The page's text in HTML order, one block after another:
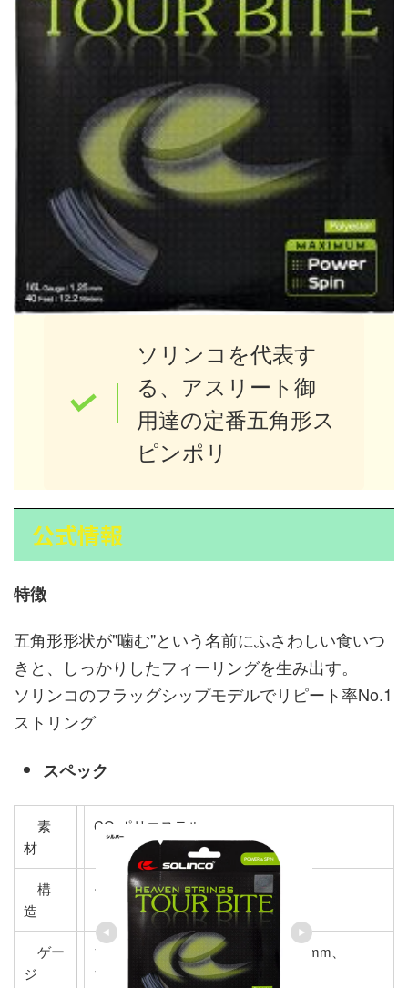
ソリンコを代表す
る、アスリート御
用達の定番五角形ス
ピンポリ
公式情報
特徴
五角形形状が"噛む"という名前にふさわしい食いつ
きと、しっかりしたフィーリングを生み出す。
ソリンコのフラッグシップモデルでリピート率No.1
ストリング
スペック
素
材
CO-ポリエステル
構
造
モノフィラメント
ゲー
ジ
1.05mm、1.10mm、1.15mm、1.20mm、
1.25mm、1.30mm